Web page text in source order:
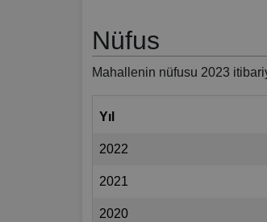
Nüfus
Mahallenin nüfusu 2023
Yıl
2022
2021
2020